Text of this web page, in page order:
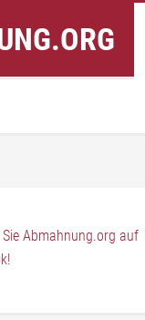
Sie Abmahnung.org auf